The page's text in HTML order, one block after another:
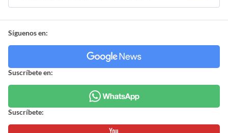
Síguenos en:
Suscríbete en:
Suscríbete: